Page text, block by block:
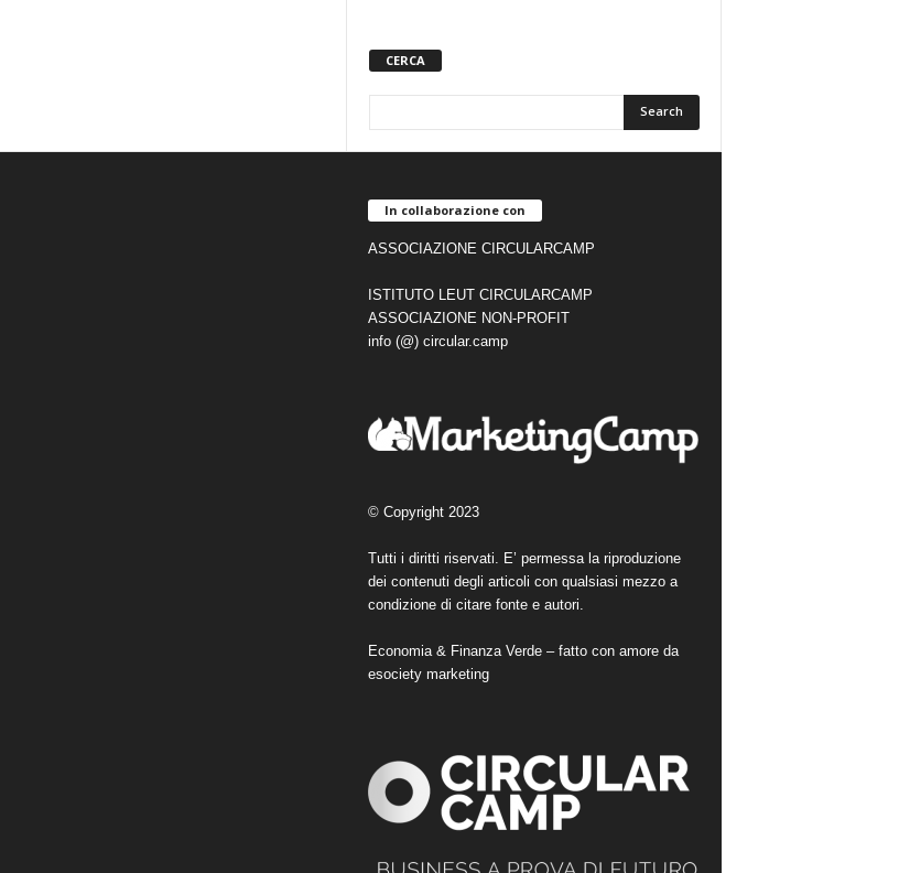
CERCA
In collaborazione con
ASSOCIAZIONE CIRCULARCAMP
ISTITUTO LEUT CIRCULARCAMP
ASSOCIAZIONE NON-PROFIT
info (@) circular.camp
© Copyright 2023
Tutti i diritti riservati. E’ permessa la riproduzione
dei contenuti degli articoli con qualsiasi mezzo a
condizione di citare fonte e autori.
Economia & Finanza Verde – fatto con amore da
esociety marketing